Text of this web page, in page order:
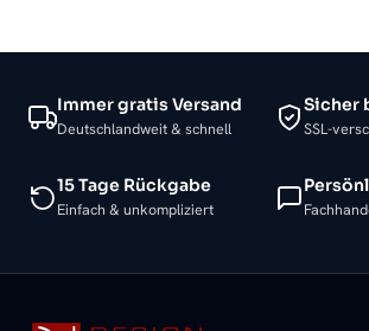
Immer gratis Versand
Deutschlandweit & schnell
Sicher
SSL-
15 Tage Rückgabe
Einfach & unkompliziert